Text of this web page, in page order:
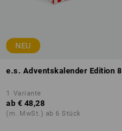
NEU
e.s. Adventskalender Edition 8
1 Variante
ab € 48,28
(m. MwSt.) ab 6 Stück